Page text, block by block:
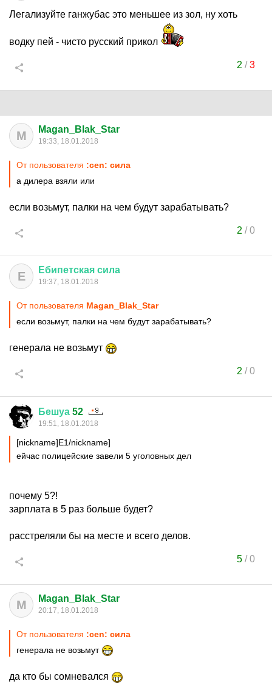
Легализуйте ганжубас это меньшее из зол, ну хоть
водку пей - чисто русский прикол
2 /3
M Magan_Blak_Star
19:33, 18.01.2018
От пользователя :cen: сила
а дилера взяли или
если возьмут, палки на чем будут зарабатывать?
2 /0
Е Ебипетская сила
19:37, 18.01.2018
От пользователя Magan_Blak_Star
если возьмут, палки на чем будут зарабатывать?
генерала не возьмут
2 /0
Бешуа 52
19:51, 18.01.2018
[nickname]Е1/nickname]
ейчас полицейские завели 5 уголовных дел
почему 5?!
зарплата в 5 раз больше будет?
расстреляли бы на месте и всего делов.
5/0
M Magan_Blak_Star
20:17, 18.01.2018
От пользователя :cen: сила
генерала не возьмут
да кто бы сомневался